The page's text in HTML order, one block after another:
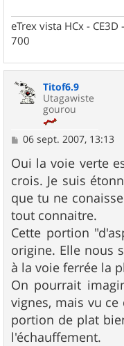
eTrex vista HCx -
700
Titof6.9
Utagawiste
gourou
M
s
s
a
g
e
06 sept. 2007, 13:13
Oui la voie verte
crois. Je suis
que tu ne
tout connaitre.
Cette portion
origine. Elle nous
à la voie ferrée la
On pourrait
vignes, mais vu
portion de plat
l'échauffement.